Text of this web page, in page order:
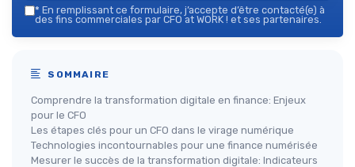
* En remplissant ce formulaire, j’accepte d’être contacté(e) à
des fins commerciales par CFO at WORK ! et ses partenaires.
SOMMAIRE
Comprendre la transformation digitale en finance: Enjeux
pour le CFO
Les étapes clés pour un CFO dans le virage numérique
Technologies incontournables pour une finance numérisée
Mesurer le succès de la transformation digitale: Indicateurs